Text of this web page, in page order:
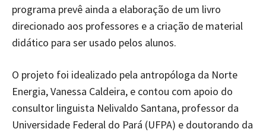
programa prevê ainda a elaboração de um livro
direcionado aos professores e a criação de material
didático para ser usado pelos alunos.
O projeto foi idealizado pela antropóloga da Norte
Energia, Vanessa Caldeira, e contou com apoio do
consultor linguista Nelivaldo Santana, professor da
Universidade Federal do Pará (UFPA) e doutorando da